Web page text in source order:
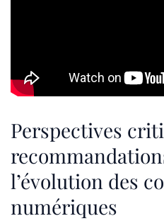
Perspectives
l’évolution des
numériques